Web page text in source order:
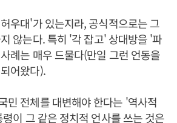
우대'가 있는지라, 공식적으로는 그
않는다. 특히 '각 잡고' 상대방을 '파
례는 매우 드물다(만일 그런 언동을
어왔다).
민 전체를 대변해야 한다는 '역사적
이 그 같은 정치적 언사를 쓰는 것은